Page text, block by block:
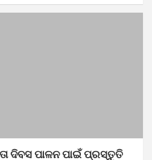
ଦିବସ ପାଳନ ପାଇଁ ପ୍ରସ୍ତୁତି